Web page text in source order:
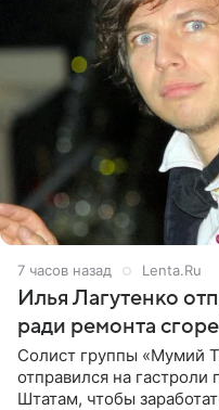
7 часов назад Lenta.Ru
Илья Лагутенко
ради ремонта
Солист группы «Мумий
отправился на
Штатам, чтобы